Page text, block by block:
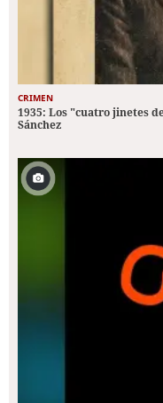
CRIMEN
1935: Los "cuatro jinetes
Sánchez